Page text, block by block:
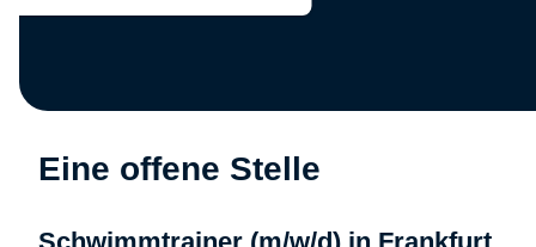
Eine offene Stelle